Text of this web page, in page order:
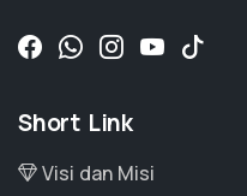
Short Link
Visi dan Misi